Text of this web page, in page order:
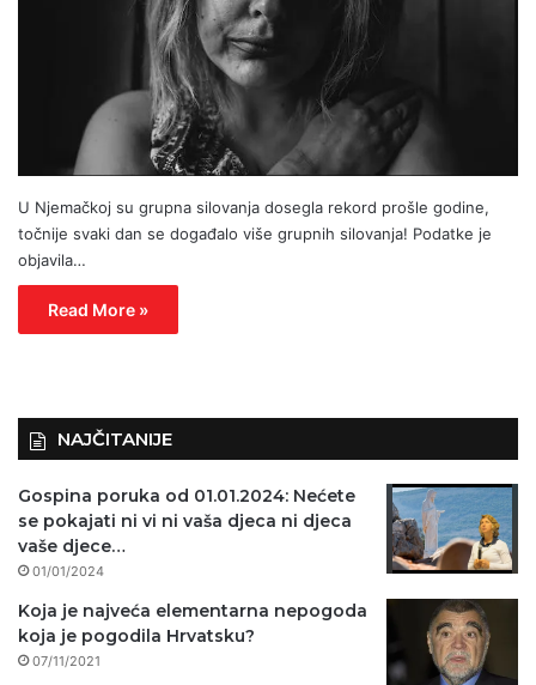
U Njemačkoj su grupna silovanja dosegla rekord prošle godine,
točnije svaki dan se događalo više grupnih silovanja! Podatke je
objavila…
Read More »
NAJČITANIJE
Gospina poruka od 01.01.2024: Nećete
se pokajati ni vi ni vaša djeca ni djeca
vaše djece…
01/01/2024
Koja je najveća elementarna nepogoda
koja je pogodila Hrvatsku?
07/11/2021